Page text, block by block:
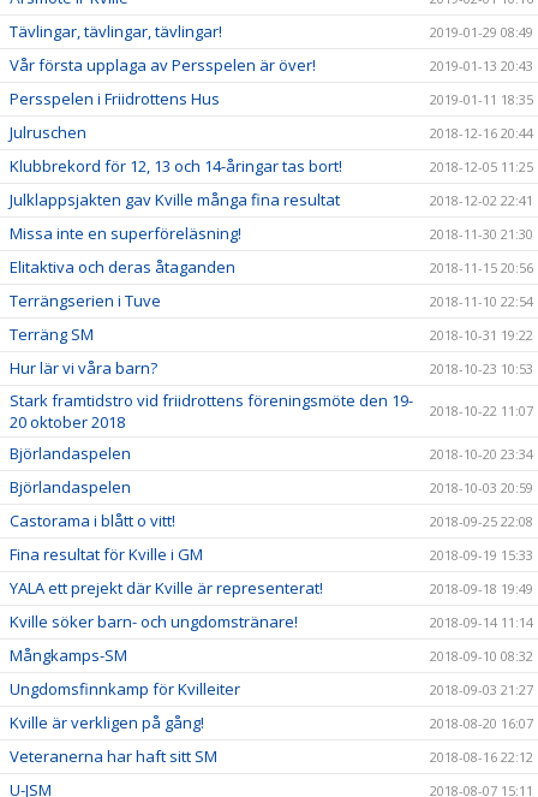
Tävlingar, tävlingar, tävlingar! 2019-01-29 08:49
Vår första upplaga av Persspelen är över! 2019-01-13 20:43
Persspelen i Friidrottens Hus 2019-01-11 18:35
Julruschen 2018-12-16 20:44
Klubbrekord för 12, 13 och 14-åringar tas bort! 2018-12-05 11:25
Julklappsjakten gav Kville många fina resultat 2018-12-02 22:41
Missa inte en superföreläsning! 2018-11-30 21:30
Elitaktiva och deras åtaganden 2018-11-15 20:56
Terrängserien i Tuve 2018-11-10 22:54
Terräng SM 2018-10-31 19:22
Hur lär vi våra barn? 2018-10-23 10:53
Stark framtidstro vid friidrottens föreningsmöte den 19-
20 oktober 2018
2018-10-22 11:07
Björlandaspelen 2018-10-20 23:34
Björlandaspelen 2018-10-03 20:59
Castorama i blått o vitt! 2018-09-25 22:08
Fina resultat för Kville i GM 2018-09-19 15:33
YALA ett prejekt där Kville är representerat! 2018-09-18 19:49
Kville söker barn- och ungdomstränare! 2018-09-14 11:14
Mångkamps-SM 2018-09-10 08:32
Ungdomsfinnkamp för Kvilleiter 2018-09-03 21:27
Kville är verkligen på gång! 2018-08-20 16:07
Veteranerna har haft sitt SM 2018-08-16 22:12
U-JSM 2018-08-07 15:11